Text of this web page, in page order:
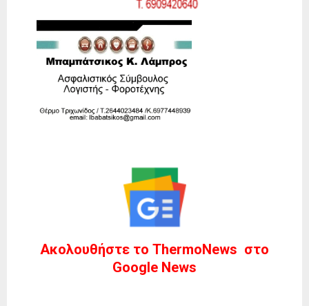
Ακολουθήστε το ThermoNews στο
Google News